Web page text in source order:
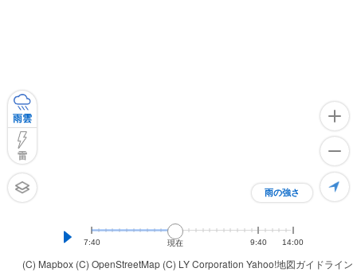
(C) Mapbox (C) OpenStreetMap (C) LY Corporation Yahoo!地図ガイドライン
雨の強さ
雨雲
雷
7:40 現在 9:40 14:00